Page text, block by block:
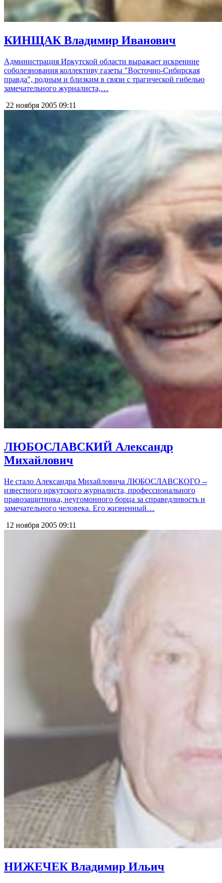
КИНЩАК Владимир Иванович
Администрация Иркутской области выражает искренние
соболезнования коллективу газеты "Восточно-Сибирская
правда", родным и близким в связи с трагической гибелью
замечательного журналиста,…
22 ноября 2005 09:11
ЛЮБОСЛАВСКИЙ Александр
Михайлович
Не стало Александра Михайловича ЛЮБОСЛАВСКОГО --
известного иркутского журналиста, профессионального
правозащитника, неугомонного борца за справедливость и
замечательного человека. Его жизненный…
12 ноября 2005 09:11
НИЖЕЧЕК Владимир Ильич